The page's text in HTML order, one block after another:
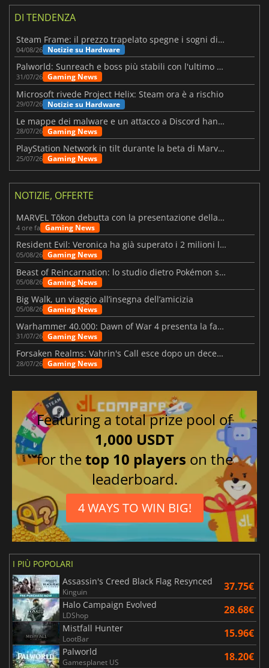
DI TENDENZA
Steam Frame: il prezzo trapelato spegne i sogni di un VR economico
04/08/26 Notizie su Hardware
Palworld: Sunreach e boss più stabili con l'ultimo update
31/07/26 Gaming News
Microsoft rivede Project Helix: Steam ora è a rischio
29/07/26 Notizie su Hardware
Le mappe dei malware e un attacco a Discord hanno colpito Meccha Chameleon
28/07/26 Gaming News
PlayStation Network in tilt durante la beta di Marvel Tōkon
25/07/26 Gaming News
NOTIZIE, OFFERTE
MARVEL Tōkon debutta con la presentazione della roadmap per il primo anno
4 ore fa Gaming News
Resident Evil: Veronica ha già superato i 2 milioni liste dei desideri
05/08/26 Gaming News
Beast of Reincarnation: lo studio dietro Pokémon su una nuova strada
05/08/26 Gaming News
Big Walk, un viaggio all’insegna dell’amicizia
05/08/26 Gaming News
Warhammer 40.000: Dawn of War 4 presenta la fazione dei Necron
31/07/26 Gaming News
Forsaken Realms: Vahrin's Call esce dopo un decennio di sviluppo
28/07/26 Gaming News
Featuring a total prize pool of
1,000 USDT
for thetop 10 players on the
leaderboard.
4 WAYS TO WIN BIG!
I PIÙ POPOLARI
Assassin's Creed Black Flag Resynced
Kinguin 37.75€
Halo Campaign Evolved
LDShop 28.68€
Mistfall Hunter
LootBar 15.96€
Palworld
Gamesplanet US 18.20€